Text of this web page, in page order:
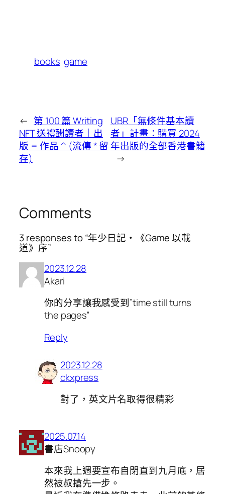
books game
← 第 100 篇 Writing
NFT 送禮酬讀者｜出
版 = 作品 ^ (流傳 * 留
存)
UBR「無條件基本讀
者」計畫：購買 2024
年出版的全部香港書籍
→
Comments
3 responses to “年少日記・《Game 以載
道》序”
2023.12.28
Akari
你的分享讓我感受到”time still turns
the pages”
Reply
2023.12.28
ckxpress
對了，英文片名取得很精彩
2025.07.14
書店Snoopy
本來我上週要宣布自閉直到九月底，居
然被叔搶先一步。